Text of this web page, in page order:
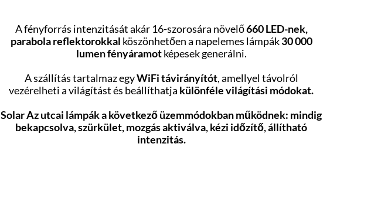
A fényforrás intenzitását akár 16-szorosára növelő660 LED-nek,
parabola reflektorokkal köszönhetően a napelemes lámpák30 000
lumen fényáramotképesek generálni.
A szállítás tartalmaz egyWiFi távirányítót, amellyel távolról
vezérelheti a világítást és beállíthatja különféle világítási módokat.
Solar Az utcai lámpák a következő üzemmódokban működnek: mindig
bekapcsolva, szürkület, mozgás aktiválva, kézi időzítő, állítható
intenzitás.